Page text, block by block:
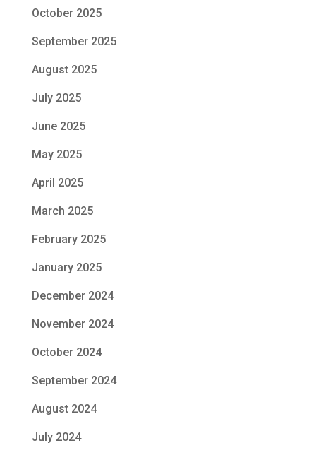
October 2025
September 2025
August 2025
July 2025
June 2025
May 2025
April 2025
March 2025
February 2025
January 2025
December 2024
November 2024
October 2024
September 2024
August 2024
July 2024